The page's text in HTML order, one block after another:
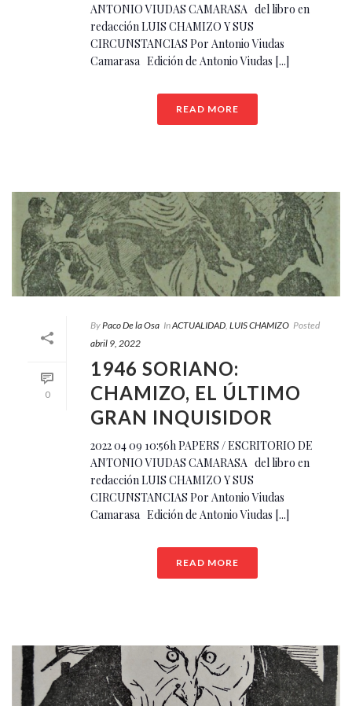
ANTONIO VIUDAS CAMARASA del libro en
redacción LUIS CHAMIZO Y SUS
CIRCUNSTANCIAS Por Antonio Viudas
Camarasa Edición de Antonio Viudas [...]
READ MORE
0
ByPaco De la Osa InACTUALIDAD LUIS CHAMIZO Posted
abril 9, 2022
1946 SORIANO:
CHAMIZO, EL ÚLTIMO
GRAN INQUISIDOR
2022 04 09 10:56h PAPERS / ESCRITORIO DE
ANTONIO VIUDAS CAMARASA del libro en
redacción LUIS CHAMIZO Y SUS
CIRCUNSTANCIAS Por Antonio Viudas
Camarasa Edición de Antonio Viudas [...]
READ MORE